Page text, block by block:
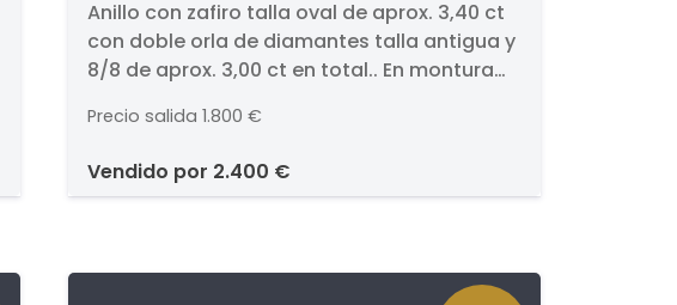
aprox. 3,40 ct con doble orla
de diamantes talla antigua y
8/8 de aprox. 3,00 ct en total.
Anillo con zafiro talla oval de aprox. 3,40 ct
con doble orla de diamantes talla antigua y
8/8 de aprox. 3,00 ct en total.. En montura
Precio salida 1.800 €
vendido por 2.400 €